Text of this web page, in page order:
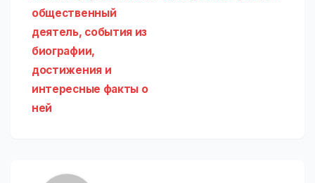
общественный
деятель, события из
биографии,
достижения и
интересные факты о
ней